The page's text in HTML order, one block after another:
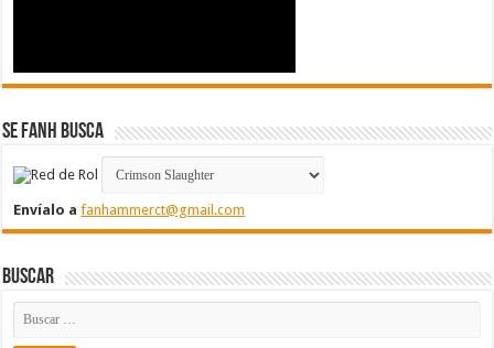
Se FanH Busca
Envíalo afanhammerct@gmail.com
Buscar